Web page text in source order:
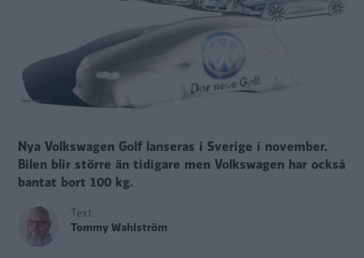
Nya Volkswagen Golf lanseras i Sverige i november.
Bilen blir större än tidigare men Volkswagen har också
bantat bort 100 kg.
Text
Tommy Wahlström